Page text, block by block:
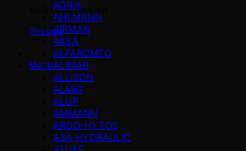
Кошик порожній
Товари
Menü
AGRIA
AHLMANN
AIRMAN
AKSA
ALFAROMEO
ALIMAR
ALLISON
ALMiG
ALUP
AMMANN
ARGO-HYTOS
ASA HYDRAULIC